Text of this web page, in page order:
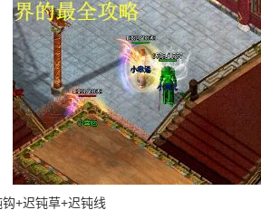
+迟钝草+迟钝线